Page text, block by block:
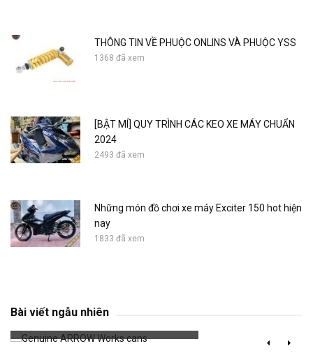
THÔNG TIN VỀ PHUỘC ONLINS VÀ PHUỘC YSS
1368 đã xem
[BẬT MÍ] QUY TRÌNH CÁC KEO XE MÁY CHUẨN
2024
2493 đã xem
Những món đồ chơi xe máy Exciter 150 hot hiện
nay
1833 đã xem
Bài viết ngẫu nhiên
Genuine ARROW Works cans